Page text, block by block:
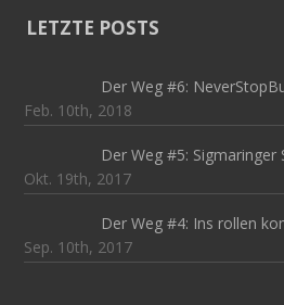
LETZTE POSTS
Der Weg #6:
Feb. 10th, 2018
Der Weg #5: Sigmaringer
Okt. 19th, 2017
Der Weg #4: Ins rollen
Sep. 10th, 2017